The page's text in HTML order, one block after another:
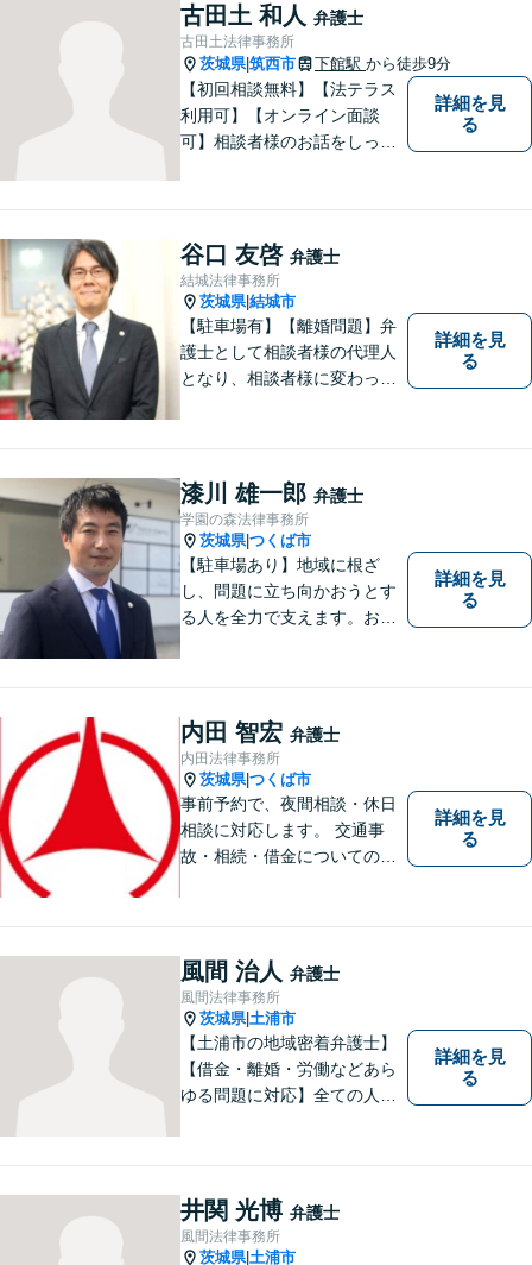
古田土 和人 弁護士
古田土法律事務所
茨城県|筑西市 下館駅 から徒歩9分
【初回相談無料】【法テラス
利用可】【オンライン面談
可】相談者様のお話をしっか
詳細を見
る
谷口 友啓 弁護士
結城法律事務所
茨城県|結城市
【駐車場有】【離婚問題】弁
護士として相談者様の代理人
となり、相談者様に変わって
明確に判断をお示しし、問題
解決をサポートさせていただ
きますので、是非ご相談くだ
さい。
詳細を見
る
漆川 雄一郎 弁護士
学園の森法律事務所
茨城県|つくば市
【駐車場あり】地域に根ざ
し、問題に立ち向かおうとす
る人を全力で支えます。お困
詳細を見
る
内田 智宏 弁護士
内田法律事務所
茨城県|つくば市
事前予約で、夜間相談・休日
相談に対応します。 交通事
故・相続・借金についてのご
い。
詳細を見
る
風間 治人 弁護士
風間法律事務所
茨城県| 土浦市
【土浦市の地域密着弁護士】
【借金・離婚・労働などあら
ゆる問題に対応】全ての人へ
の将来を見据えた、納得の解
決を目指します。まずはお気
軽にご相談ください。【駐車
場有】
詳細を見
る
井関 光博 弁護士
風間法律事務所
茨城県| 土浦市